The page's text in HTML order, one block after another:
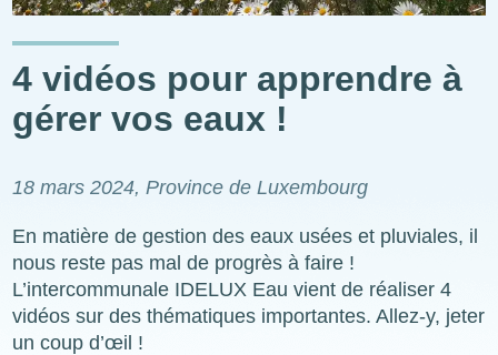
4 vidéos pour apprendre à
gérer vos eaux !
18 mars 2024, Province de Luxembourg
En matière de gestion des eaux usées et pluviales, il
nous reste pas mal de progrès à faire !
L’intercommunale IDELUX Eau vient de réaliser 4
vidéos sur des thématiques importantes. Allez-y, jeter
un coup d’œil !